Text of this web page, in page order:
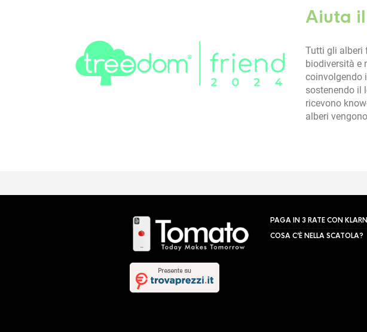
Aiuta
Tutti gli alberi
biodiversità e
coinvolgendo
sostenendo il
ricevono
alberi
PAGA IN 3 RATE CON
COSA C’È NELLA SCATOLA?